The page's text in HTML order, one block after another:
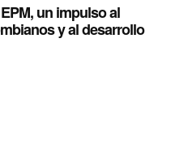
un impulso al
y al desarrollo